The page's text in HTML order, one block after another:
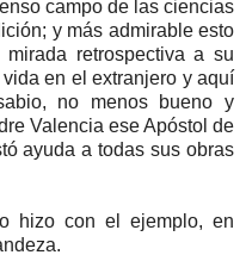
campo de las ciencias
y más admirable esto
retrospectiva a su
en el extranjero y aquí
no menos bueno y
Valencia ese Apóstol de
ayuda a todas sus obras
hizo con el ejemplo, en